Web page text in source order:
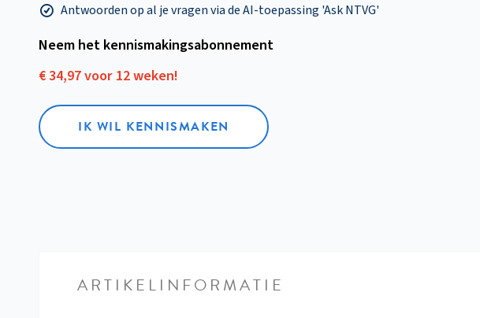
Antwoorden op al je vragen via de AI-toepassing 'Ask NTVG'
Neem het kennismakings­abonnement
€ 34,97 voor 12 weken!
IK WIL KENNISMAKEN
ARTIKELINFORMATIE